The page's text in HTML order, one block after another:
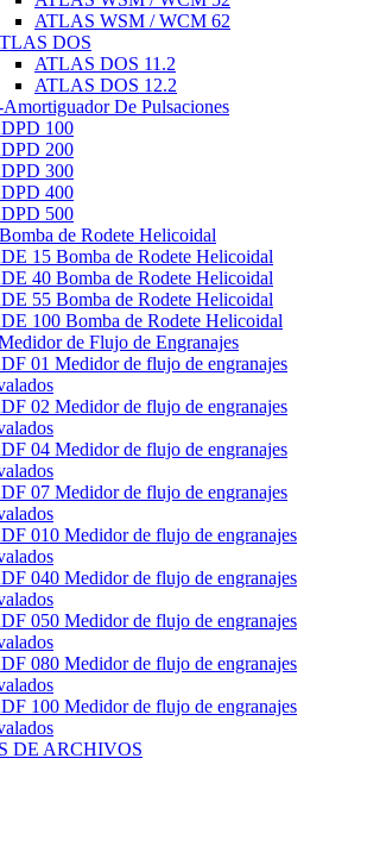
ATLAS WSM / WCM 62
DOS
ATLAS DOS 11.2
ATLAS DOS 12.2
De Pulsaciones
100
200
300
400
500
de Rodete Helicoidal
15 Bomba de Rodete Helicoidal
40 Bomba de Rodete Helicoidal
55 Bomba de Rodete Helicoidal
100 Bomba de Rodete Helicoidal
de Flujo de Engranajes
01 Medidor de flujo de engranajes
02 Medidor de flujo de engranajes
04 Medidor de flujo de engranajes
07 Medidor de flujo de engranajes
010 Medidor de flujo de engranajes
040 Medidor de flujo de engranajes
050 Medidor de flujo de engranajes
080 Medidor de flujo de engranajes
100 Medidor de flujo de engranajes
DE ARCHIVOS